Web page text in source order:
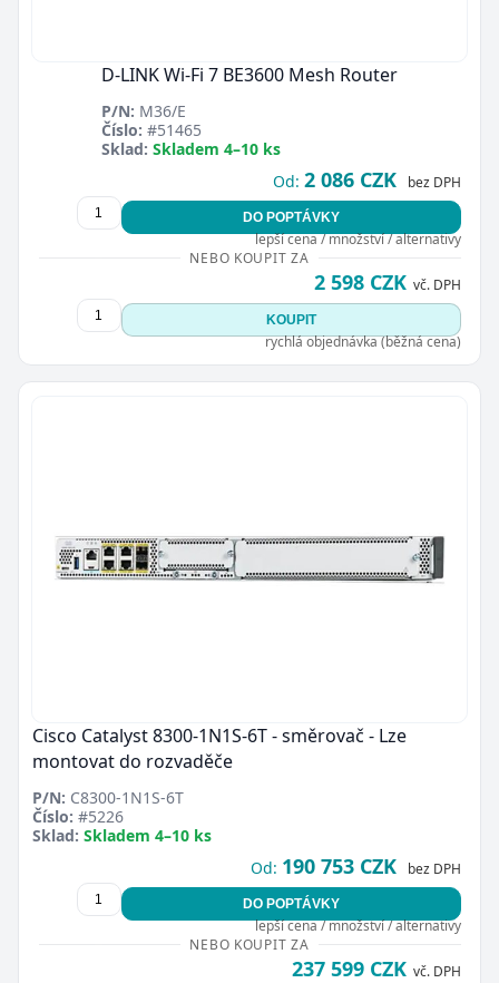
D-LINK Wi-Fi 7 BE3600 Mesh Router
P/N: M36/E
Číslo: #51465
Sklad: Skladem 4–10 ks
Od: 2 086 CZK bez DPH
DO POPTÁVKY
lepší cena / množství / alternativy
NEBO KOUPIT ZA
2 598 CZK vč. DPH
KOUPIT
rychlá objednávka (běžná cena)
Cisco Catalyst 8300-1N1S-6T - směrovač - Lze
montovat do rozvaděče
P/N: C8300-1N1S-6T
Číslo: #5226
Sklad: Skladem 4–10 ks
Od: 190 753 CZK bez DPH
DO POPTÁVKY
lepší cena / množství / alternativy
NEBO KOUPIT ZA
237 599 CZK vč. DPH